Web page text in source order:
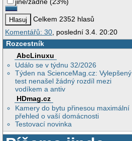
Celkem 2352 hlasů
Komentářů: 30 , poslední 3.4. 20:20
Rozcestník
AbcLinuxu
Událo se v týdnu 32/2026
Týden na ScienceMag.cz: Vylepšený
test nenašel žádný rozdíl mezi
vodíkem a antiv
HDmag.cz
Kamery do bytu přinesou maximální
přehled o vaší domácnosti
Testovací novinka